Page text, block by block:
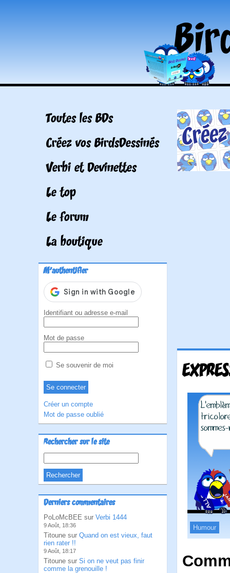
Toutes les BDs
Créez vos BirdsDessinés
Verbi et Devinettes
Le top
Le forum
La boutique
M'authentifier
Identifiant ou adresse e-mail
Mot de passe
Se souvenir de moi
Créer un compte
Mot de passe oublié
Rechercher sur le site
Derniers commentaires
PoLoMcBEE sur Verbi 1444
9 Août, 18:36
Titoune sur Quand on est vieux, faut
rien rater !!
9 Août, 18:17
Titoune sur Si on ne veut pas finir
comme la grenouille !
Humour